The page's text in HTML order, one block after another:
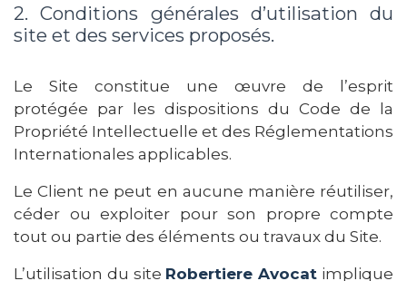
2. Conditions générales d’utilisation du
site et des services proposés.
Le Site constitue une œuvre de l’esprit
protégée par les dispositions du Code de la
Propriété Intellectuelle et des Réglementations
Internationales applicables.
Le Client ne peut en aucune manière réutiliser,
céder ou exploiter pour son propre compte
tout ou partie des éléments ou travaux du Site.
L’utilisation du site Robertiere Avocat implique